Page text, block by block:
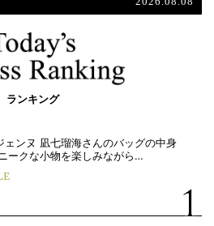
ランキング
ェンヌ 凪七瑠海さんのバッグの中身
ークな小物を楽しみながら…